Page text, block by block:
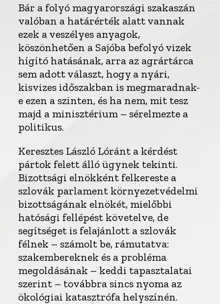
Bár a folyó magyarországi szakaszán
valóban a határérték alatt vannak
ezek a veszélyes anyagok,
köszönhetően a Sajóba befolyó vizek
hígító hatásának, arra az agrártárca
sem adott választ, hogy a nyári,
kisvizes időszakban is megmaradnak-
e ezen a szinten, és ha nem, mit tesz
majd a minisztérium – sérelmezte a
politikus.
Keresztes László Lóránt a kérdést
pártok felett álló ügynek tekinti.
Bizottsági elnökként felkereste a
szlovák parlament környezetvédelmi
bizottságának elnökét, mielőbbi
hatósági fellépést követelve, de
segítséget is felajánlott a szlovák
félnek – számolt be, rámutatva:
szakembereknek és a probléma
megoldásának – keddi tapasztalatai
szerint – továbbra sincs nyoma az
ökológiai katasztrófa helyszínén.